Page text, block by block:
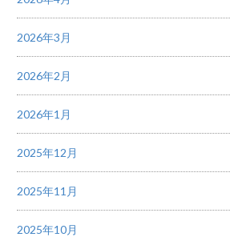
2026年3月
2026年2月
2026年1月
2025年12月
2025年11月
2025年10月